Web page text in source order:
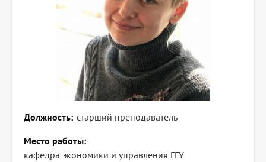
Должность старший преподаватель
Место работы
кафедра экономики и управления ГГУ